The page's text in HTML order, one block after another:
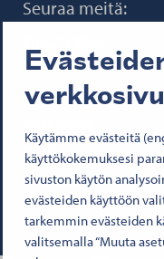
Käytämme evästeitä
käyttökokemuksesi
sivuston käytön
evästeiden käyttöön
tarkemmin evästeiden
valitsemalla “Muuta
© 2026 Senaatti-kiinteistöt
Evästeet
Saavutettavuusseloste
Tietosuoja
Asiakirjajulkisuus
Y-tunnus 1503388-4
Seuraa meitä: